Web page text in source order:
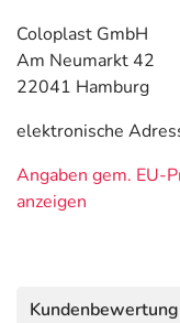
Coloplast GmbH
Am Neumarkt 42
22041 Hamburg
elektronische
Angaben gem. EU-
anzeigen
Kundenbewertung